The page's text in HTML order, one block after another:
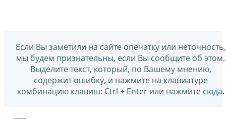
Если Вы заметили на сайте опечатку или неточность,
мы будем признательны, если Вы сообщите об этом.
Выделите текст, который, по Вашему мнению,
содержит ошибку, и нажмите на клавиатуре
комбинацию клавиш: Ctrl + Enter или нажмите сюда.